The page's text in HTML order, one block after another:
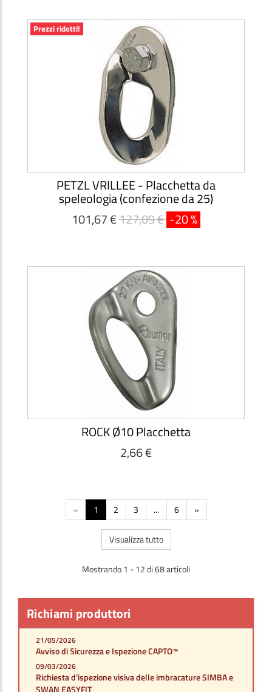
Richiami produttori
21/05/2026
Avviso di Sicurezza e Ispezione CAPTO™
09/03/2026
Richiesta d’ispezione visiva delle imbracature SIMBA e
SWAN EASYFIT
Prezzi ridotti!
PETZL VRILLEE - Placchetta da
speleologia (confezione da 25)
101,67 €127,09 € -20 %
ROCK Ø10 Placchetta
2,66 €
« 1 2 3 ... 6 »
Visualizza tutto
Mostrando 1 - 12 di 68 articoli